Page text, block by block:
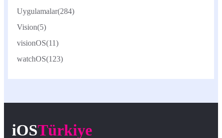
Uygulamalar(284)
Vision(5)
visionOS(11)
watchOS(123)
iOSTürkiye